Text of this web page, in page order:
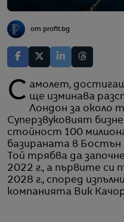
от profit.bg
Самолет, достигащ скорост от 1 770 км/ч, ще изминава
Лондон за около
Суперзвуковият
стойност 100
базираната в Бостън
Той трябва да
2022 г., а първите си
2028 г., според
компанията Вик